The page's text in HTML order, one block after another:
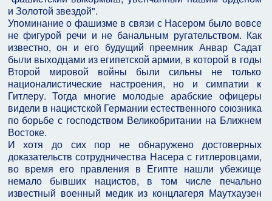
и Золотой звездой".
Упоминание о фашизме в связи с Насером было вовсе
не фигурой речи и не банальным ругательством. Как
известно, он и его будущий преемник Анвар Садат
были выходцами из египетской армии, в которой в годы
Второй мировой войны были сильны не только
националистические настроения, но и симпатии к
Гитлеру. Тогда многие молодые арабские офицеры
видели в нацистской Германии естественного союзника
по борьбе с господством Великобритании на Ближнем
Востоке.
И хотя до сих пор не обнаружено достоверных
доказательств сотрудничества Насера с гитлеровцами,
во время его правления в Египте нашли убежище
немало бывших нацистов, в том числе печально
известный военный медик из концлагеря Маутхаузен